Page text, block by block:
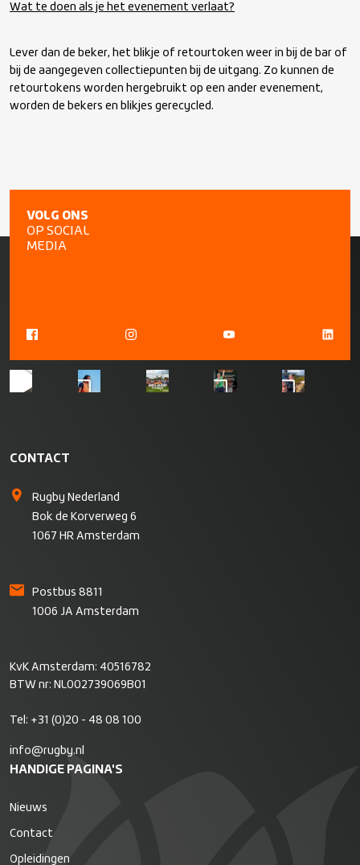
Wat te doen als je het evenement verlaat?
Lever dan de beker, het blikje of retourtoken weer in bij de bar of
bij de aangegeven collectiepunten bij de uitgang. Zo kunnen de
retourtokens worden hergebruikt op een ander evenement,
worden de bekers en blikjes gerecycled.
VOLG ONS
OP SOCIAL
MEDIA
CONTACT
Rugby Nederland
Bok de Korverweg 6
1067 HR Amsterdam
Postbus 8811
1006 JA Amsterdam
KvK Amsterdam: 40516782
BTW nr: NL002739069B01
Tel: +31 (0)20 - 48 08 100
info@rugby.nl
HANDIGE PAGINA'S
Nieuws
Contact
Opleidingen